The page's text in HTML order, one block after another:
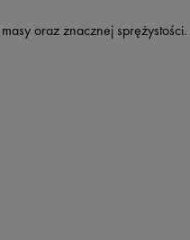
oraz znacznej